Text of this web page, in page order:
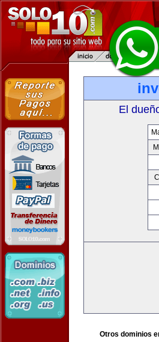
El
Otros dominios